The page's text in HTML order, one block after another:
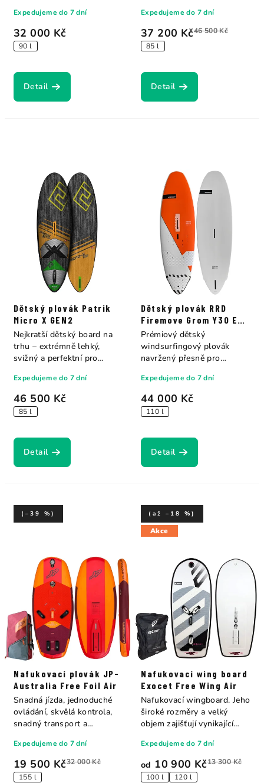
32 000 Kč
90 l
Expedujeme do 7 dní
Detail
37 200 Kč46 500 Kč
85 l
Expedujeme do 7 dní
Detail
Dětský plovák Patrik
Micro X GEN2
46 500 Kč
85 l
Expedujeme do 7 dní
Detail
Nejkratší dětský board na
trhu – extrémně lehký,
svižný a perfektní pro
Dětský plovák RRD
Firemove Grom Y30 E-
TECH
44 000 Kč
110 l
Expedujeme do 7 dní
Detail
Prémiový dětský
windsurfingový plovák
navržený přesně pro
50...
Nafukovací plovák JP-
Australia Free Foil Air
19 500 Kč32 000 Kč
(–39 %)
155 l
Expedujeme do 7 dní
Snadná jízda, jednoduché
ovládání, skvělá kontrola,
snadný transport a
Akce
Nafukovací wing board
Exocet Free Wing Air
od 10 900 Kč13 300 Kč
(až –18 %)
100 l 120 l
Expedujeme do 7 dní
Nafukovací wingboard. Jeho
široké rozměry a velký
objem zajišťují vynikající